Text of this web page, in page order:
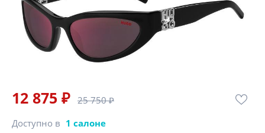
12 875 ₽ 25 750 ₽
Доступно в 1 салоне